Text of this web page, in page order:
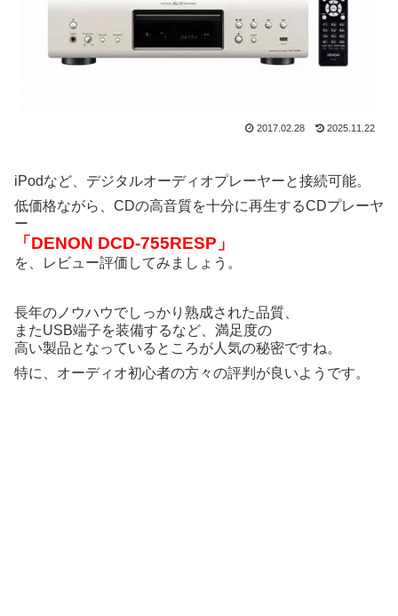
2017.02.28 2025.11.22
iPodなど、デジタルオーディオプレーヤーと接続可能。
低価格ながら、CDの高音質を十分に再生するCDプレーヤ
ー
「DENON DCD-755RESP」
を、レビュー評価してみましょう。
長年のノウハウでしっかり熟成された品質、
またUSB端子を装備するなど、満足度の
高い製品となっているところが人気の秘密ですね。
特に、オーディオ初心者の方々の評判が良いようです。